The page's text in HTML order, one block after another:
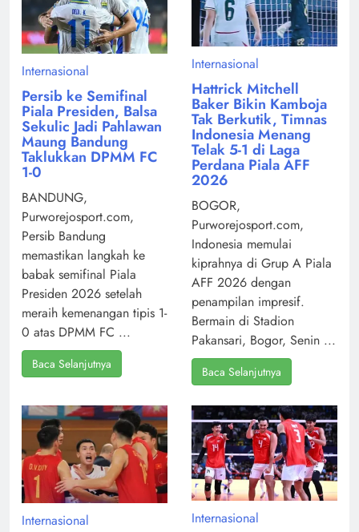
Internasional
Persib ke Semifinal
Piala Presiden, Balsa
Sekulic Jadi Pahlawan
Maung Bandung
Taklukkan DPMM FC
1-0
BANDUNG,
Purworejosport.com,
Persib Bandung
memastikan langkah ke
babak semifinal Piala
Presiden 2026 setelah
meraih kemenangan tipis 1-
0 atas DPMM FC ...
Baca Selanjutnya
Internasional
Hattrick Mitchell
Baker Bikin Kamboja
Tak Berkutik, Timnas
Indonesia Menang
Telak 5-1 di Laga
Perdana Piala AFF
2026
BOGOR,
Purworejosport.com,
Indonesia memulai
kiprahnya di Grup A Piala
AFF 2026 dengan
penampilan impresif.
Bermain di Stadion
Pakansari, Bogor, Senin ...
Baca Selanjutnya
Internasional Internasional